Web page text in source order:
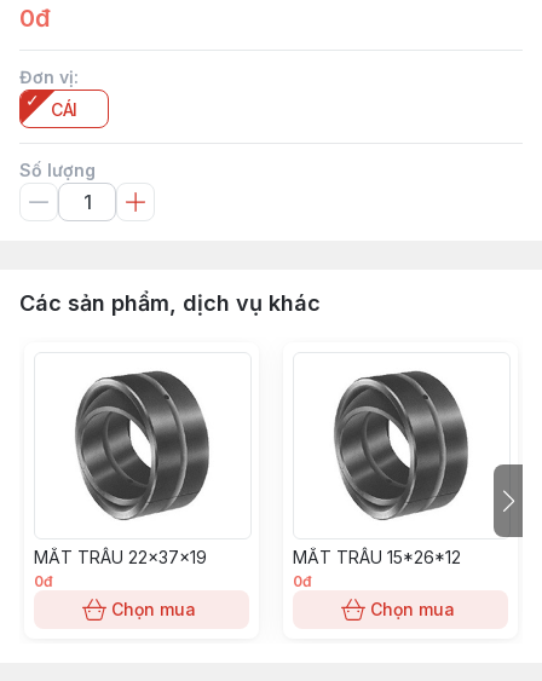
0đ
Đơn vị:
CÁI
Số lượng
Các sản phẩm, dịch vụ khác
MẮT TRÂU 22x37x19
0đ
Chọn mua
MẮT TRÂU 15*26*12
0đ
Chọn mua